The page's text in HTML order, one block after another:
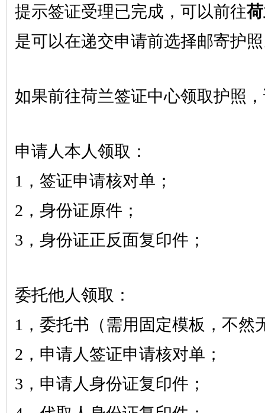
提示签证受理已完成，可以前往
是可以在递交申请前选择邮寄护
如果前往荷兰签证中心领取护照
申请人本人领取：
1，签证申请核对单；
2，身份证原件；
3，身份证正反面复印件；
委托他人领取：
1，委托书（需用固定模板，不然
2，申请人签证申请核对单；
3，申请人身份证复印件；